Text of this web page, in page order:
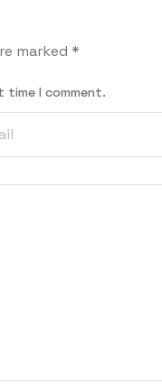
marked *
time I comment.